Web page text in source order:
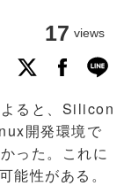
17 views
ると、Silicon
開発環境で
った。これに
能性がある。